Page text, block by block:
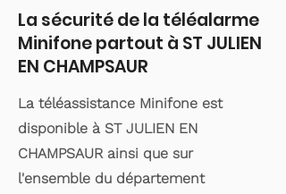
La sécurité de la téléalarme
Minifone partout à ST JULIEN
EN CHAMPSAUR
La téléassistance Minifone est
disponible à ST JULIEN EN
CHAMPSAUR ainsi que sur
l'ensemble du département